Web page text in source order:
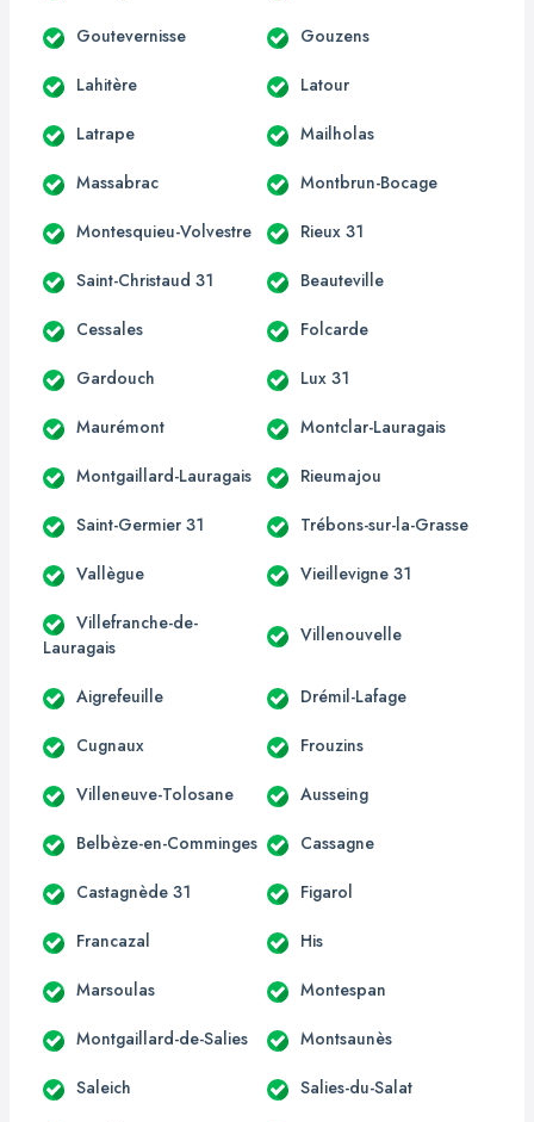
Goutevernisse Gouzens
Lahitère Latour
Latrape Mailholas
Massabrac Montbrun-Bocage
Montesquieu-Volvestre Rieux 31
Saint-Christaud 31 Beauteville
Cessales Folcarde
Gardouch Lux 31
Maurémont Montclar-Lauragais
Montgaillard-Lauragais Rieumajou
Saint-Germier 31 Trébons-sur-la-Grasse
Vallègue Vieillevigne 31
Villefranche-de-
Lauragais
Villenouvelle
Aigrefeuille Drémil-Lafage
Cugnaux Frouzins
Villeneuve-Tolosane Ausseing
Belbèze-en-Comminges Cassagne
Castagnède 31 Figarol
Francazal His
Marsoulas Montespan
Montgaillard-de-Salies Montsaunès
Saleich Salies-du-Salat